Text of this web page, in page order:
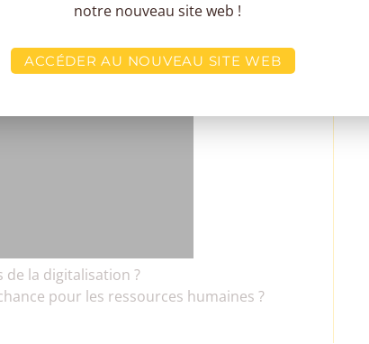
notre nouveau site web !
ACCÉDER AU NOUVEAU SITE WEB
de la digitalisation ?
pour les ressources humaines ?